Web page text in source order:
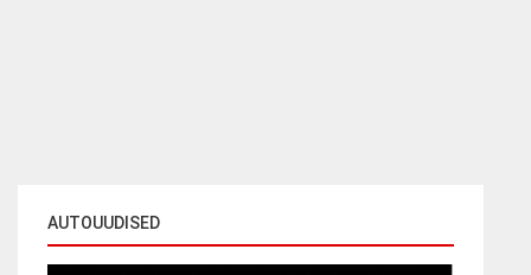
AUTOUUDISED